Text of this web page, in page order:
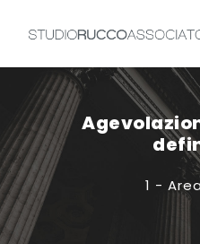
1 -